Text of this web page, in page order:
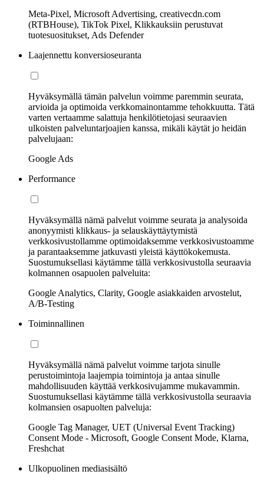
Meta-Pixel, Microsoft Advertising, creativecdn.com
(RTBHouse), TikTok Pixel, Klikkauksiin perustuvat
tuotesuositukset, Ads Defender
Laajennettu konversioseuranta
Hyväksymällä tämän palvelun voimme paremmin seurata,
arvioida ja optimoida verkkomainontamme tehokkuutta. Tätä
varten vertaamme salattuja henkilötietojasi seuraavien
ulkoisten palveluntarjoajien kanssa, mikäli käytät jo heidän
palvelujaan:
Google Ads
Performance
Hyväksymällä nämä palvelut voimme seurata ja analysoida
anonyymisti klikkaus- ja selauskäyttäytymistä
verkkosivustollamme optimoidaksemme verkkosivustoamme
ja parantaaksemme jatkuvasti yleistä käyttökokemusta.
Suostumuksellasi käytämme tällä verkkosivustolla seuraavia
kolmannen osapuolen palveluita:
Google Analytics, Clarity, Google asiakkaiden arvostelut,
A/B-Testing
Toiminnallinen
Hyväksymällä nämä palvelut voimme tarjota sinulle
perustoimintoja laajempia toimintoja ja antaa sinulle
mahdollisuuden käyttää verkkosivujamme mukavammin.
Suostumuksellasi käytämme tällä verkkosivustolla seuraavia
kolmansien osapuolten palveluja:
Google Tag Manager, UET (Universal Event Tracking)
Consent Mode - Microsoft, Google Consent Mode, Klarna,
Freshchat
Ulkopuolinen mediasisältö